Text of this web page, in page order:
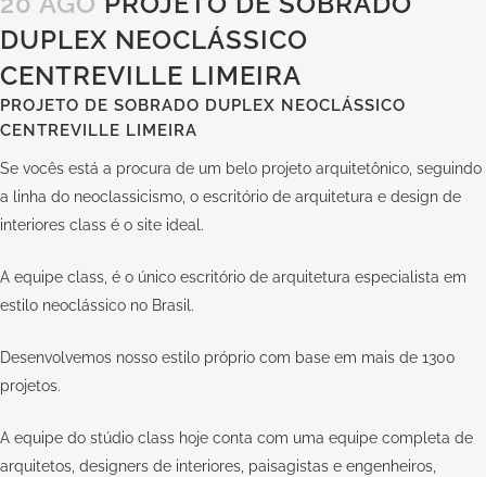
DUPLEX NEOCLÁSSICO
CENTREVILLE LIMEIRA
PROJETO DE SOBRADO DUPLEX NEOCLÁSSICO
CENTREVILLE LIMEIRA
Se vocês está a procura de um belo projeto arquitetônico, seguindo
a linha do neoclassicismo, o escritório de arquitetura e design de
interiores class é o site ideal.
A equipe class, é o único escritório de arquitetura especialista em
estilo neoclássico no Brasil.
Desenvolvemos nosso estilo próprio com base em mais de 1300
projetos.
A equipe do stúdio class hoje conta com uma equipe completa de
arquitetos, designers de interiores, paisagistas e engenheiros,